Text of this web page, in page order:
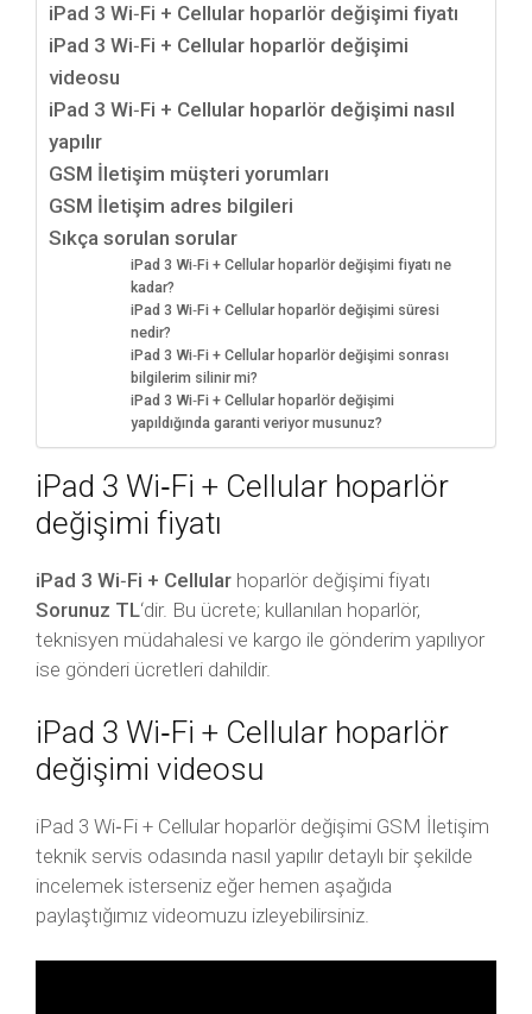
iPad 3 Wi‑Fi + Cellular hoparlör değişimi fiyatı
iPad 3 Wi‑Fi + Cellular hoparlör değişimi
videosu
iPad 3 Wi‑Fi + Cellular hoparlör değişimi nasıl
yapılır
GSM İletişim müşteri yorumları
GSM İletişim adres bilgileri
Sıkça sorulan sorular
iPad 3 Wi‑Fi + Cellular hoparlör değişimi fiyatı ne
kadar?
iPad 3 Wi‑Fi + Cellular hoparlör değişimi süresi
nedir?
iPad 3 Wi‑Fi + Cellular hoparlör değişimi sonrası
bilgilerim silinir mi?
iPad 3 Wi‑Fi + Cellular hoparlör değişimi
yapıldığında garanti veriyor musunuz?
iPad 3 Wi‑Fi + Cellular hoparlör
değişimi fiyatı
iPad 3 Wi‑Fi + Cellular hoparlör değişimi fiyatı
Sorunuz TL‘dir. Bu ücrete; kullanılan hoparlör,
teknisyen müdahalesi ve kargo ile gönderim yapılıyor
ise gönderi ücretleri dahildir.
iPad 3 Wi‑Fi + Cellular hoparlör
değişimi videosu
iPad 3 Wi‑Fi + Cellular hoparlör değişimi GSM İletişim
teknik servis odasında nasıl yapılır detaylı bir şekilde
incelemek isterseniz eğer hemen aşağıda
paylaştığımız videomuzu izleyebilirsiniz.